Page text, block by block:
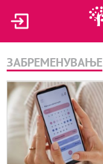
ЗАБРЕМЕНУВАЊЕ